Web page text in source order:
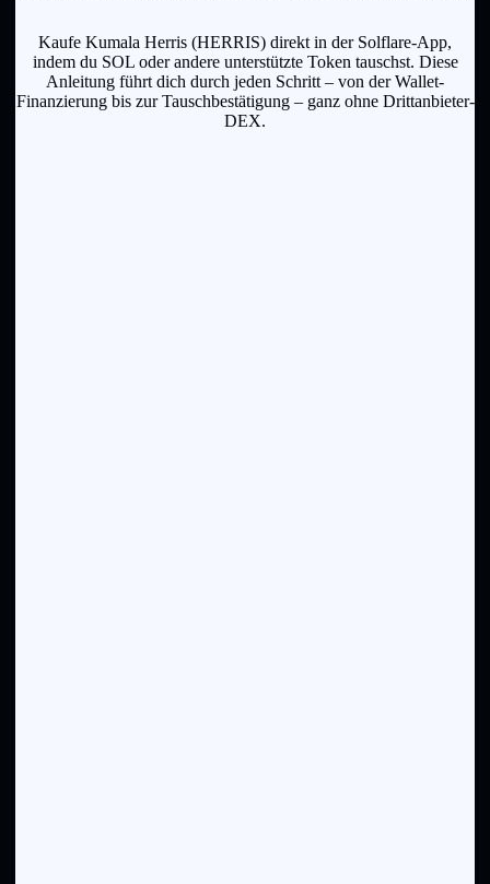
Kaufe Kumala Herris (HERRIS) direkt in der Solflare-App,
indem du SOL oder andere unterstützte Token tauschst. Diese
Anleitung führt dich durch jeden Schritt – von der Wallet-
Finanzierung bis zur Tauschbestätigung – ganz ohne Drittanbieter-
DEX.